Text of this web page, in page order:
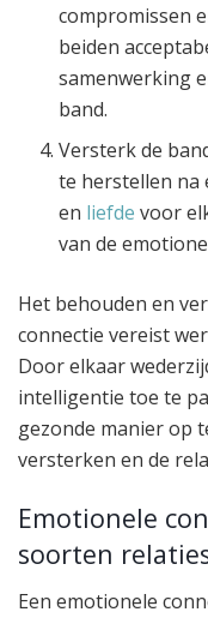
compromissen
beiden
samenwerking
band.
Versterk de
te herstellen na
en liefde voor
van de
Het behouden en
connectie vereist
Door elkaar
intelligentie toe te
gezonde manier op
versterken en de
Emotionele
soorten
Een emotionele